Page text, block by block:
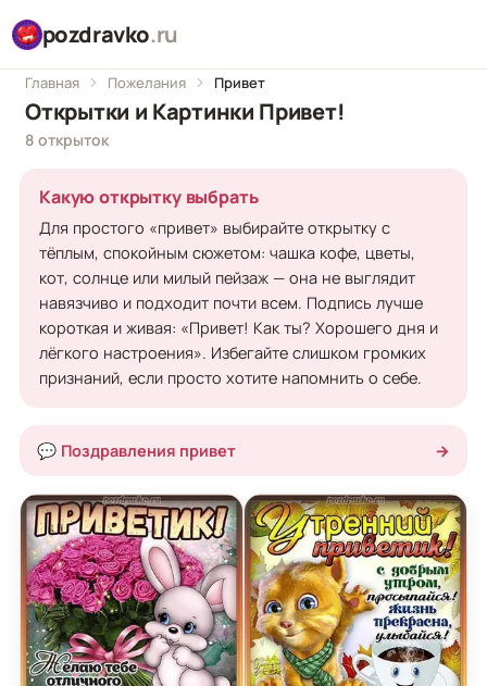
pozdravko.ru
Главная Пожелания Привет
Открытки и Картинки Привет!
8 открыток
Какую открытку выбрать
Для простого «привет» выбирайте открытку с
тёплым, спокойным сюжетом: чашка кофе, цветы,
кот, солнце или милый пейзаж — она не выглядит
навязчиво и подходит почти всем. Подпись лучше
короткая и живая: «Привет! Как ты? Хорошего дня и
лёгкого настроения». Избегайте слишком громких
признаний, если просто хотите напомнить о себе.
💬 Поздравления привет →